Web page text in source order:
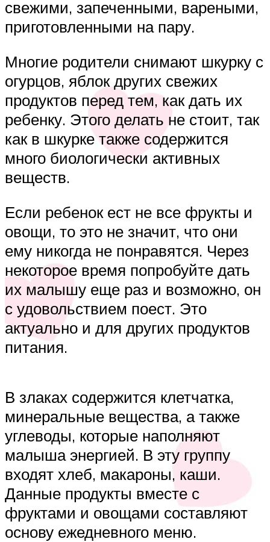
свежими, запеченными, вареными,
приготовленными на пару.
Многие родители снимают шкурку с
огурцов, яблок других свежих
продуктов перед тем, как дать их
ребенку. Этого делать не стоит, так
как в шкурке также содержится
много биологически активных
веществ.
Если ребенок ест не все фрукты и
овощи, то это не значит, что они
ему никогда не понравятся. Через
некоторое время попробуйте дать
их малышу еще раз и возможно, он
с удовольствием поест. Это
актуально и для других продуктов
питания.
В злаках содержится клетчатка,
минеральные вещества, а также
углеводы, которые наполняют
малыша энергией. В эту группу
входят хлеб, макароны, каши.
Данные продукты вместе с
фруктами и овощами составляют
основу ежедневного меню.